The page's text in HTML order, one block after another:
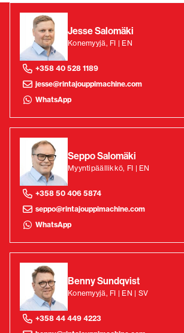
Jesse Salomäki
Konemyyjä, FI | EN
+358 40 528 1189
jesse@rintajouppimachine.com
WhatsApp
Seppo Salomäki
Myyntipäällikkö, FI | EN
+358 50 406 5874
seppo@rintajouppimachine.com
WhatsApp
Benny Sundqvist
Konemyyjä, FI | EN | SV
+358 44 449 4223